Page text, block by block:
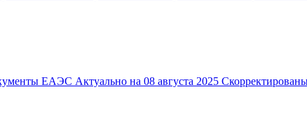
ЕАЭС Актуально на 08 августа 2025